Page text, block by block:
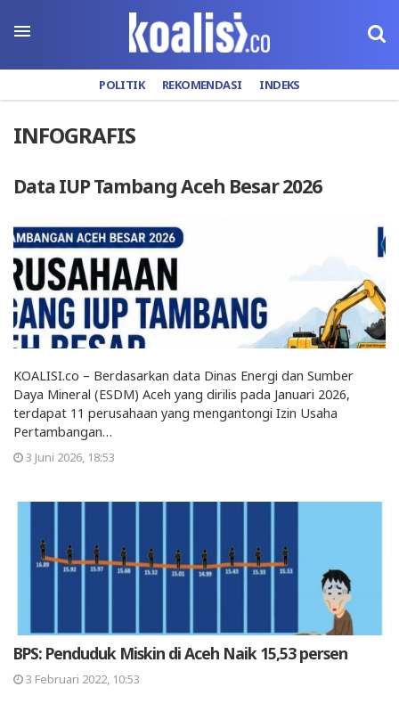
POLITIK REKOMENDASI INDEKS
INFOGRAFIS
Data IUP Tambang Aceh Besar 2026
KOALISI.co – Berdasarkan data Dinas Energi dan Sumber
Daya Mineral (ESDM) Aceh yang dirilis pada Januari 2026,
terdapat 11 perusahaan yang mengantongi Izin Usaha
Pertambangan…
3 Juni 2026, 18:53
BPS: Penduduk Miskin di Aceh Naik 15,53 persen
3 Februari 2022, 10:53